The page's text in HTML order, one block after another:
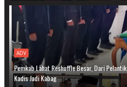
ADV
Pemkab Lahat Reshuffle Besar, Dari
Kadis Jadi Kabag